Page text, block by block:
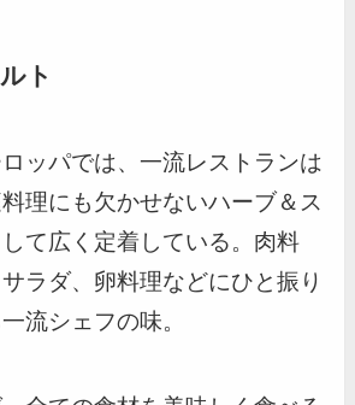
ト
ッパでは、一流レストランは
理にも欠かせないハーブ＆ス
て広く定着している。肉料
ラダ、卵料理などにひと振り
流シェフの味。